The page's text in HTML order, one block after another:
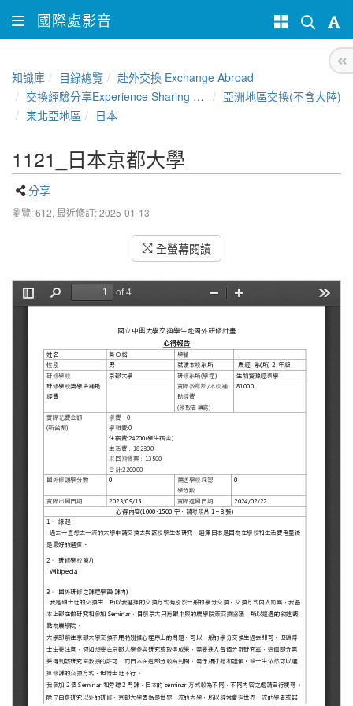
國際處影音
知識庫 目錄總覽
赴外交換 Exchange Abroad
交換經驗分享Experience Sharing of NCHU Exchange Program
亞洲地區交換(不含大陸)
東北亞地區
日本
1121_日本京都大學
分享
瀏覽: 612, 最近修訂: 2025-01-13
全螢幕閱讀